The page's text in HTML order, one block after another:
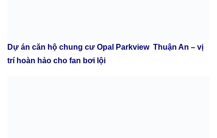
Dự án căn hộ chung cư Opal Parkview Thuận An – vị
trí hoàn hảo cho fan bơi lội